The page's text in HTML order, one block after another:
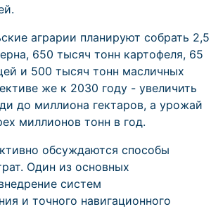
аграрии планируют собрать 2,5
650 тысяч тонн картофеля, 65
и 500 тысяч тонн масличных
же к 2030 году - увеличить
до миллиона гектаров, а урожай
миллионов тонн в год.
обсуждаются способы
Один из основных
систем
и точного навигационного